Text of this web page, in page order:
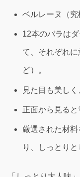
ベルレーヌ（究
12本のバラは
て、それぞれ
ど）。
見た目も美しく
正面から見る
厳選された材
り、しっとりと